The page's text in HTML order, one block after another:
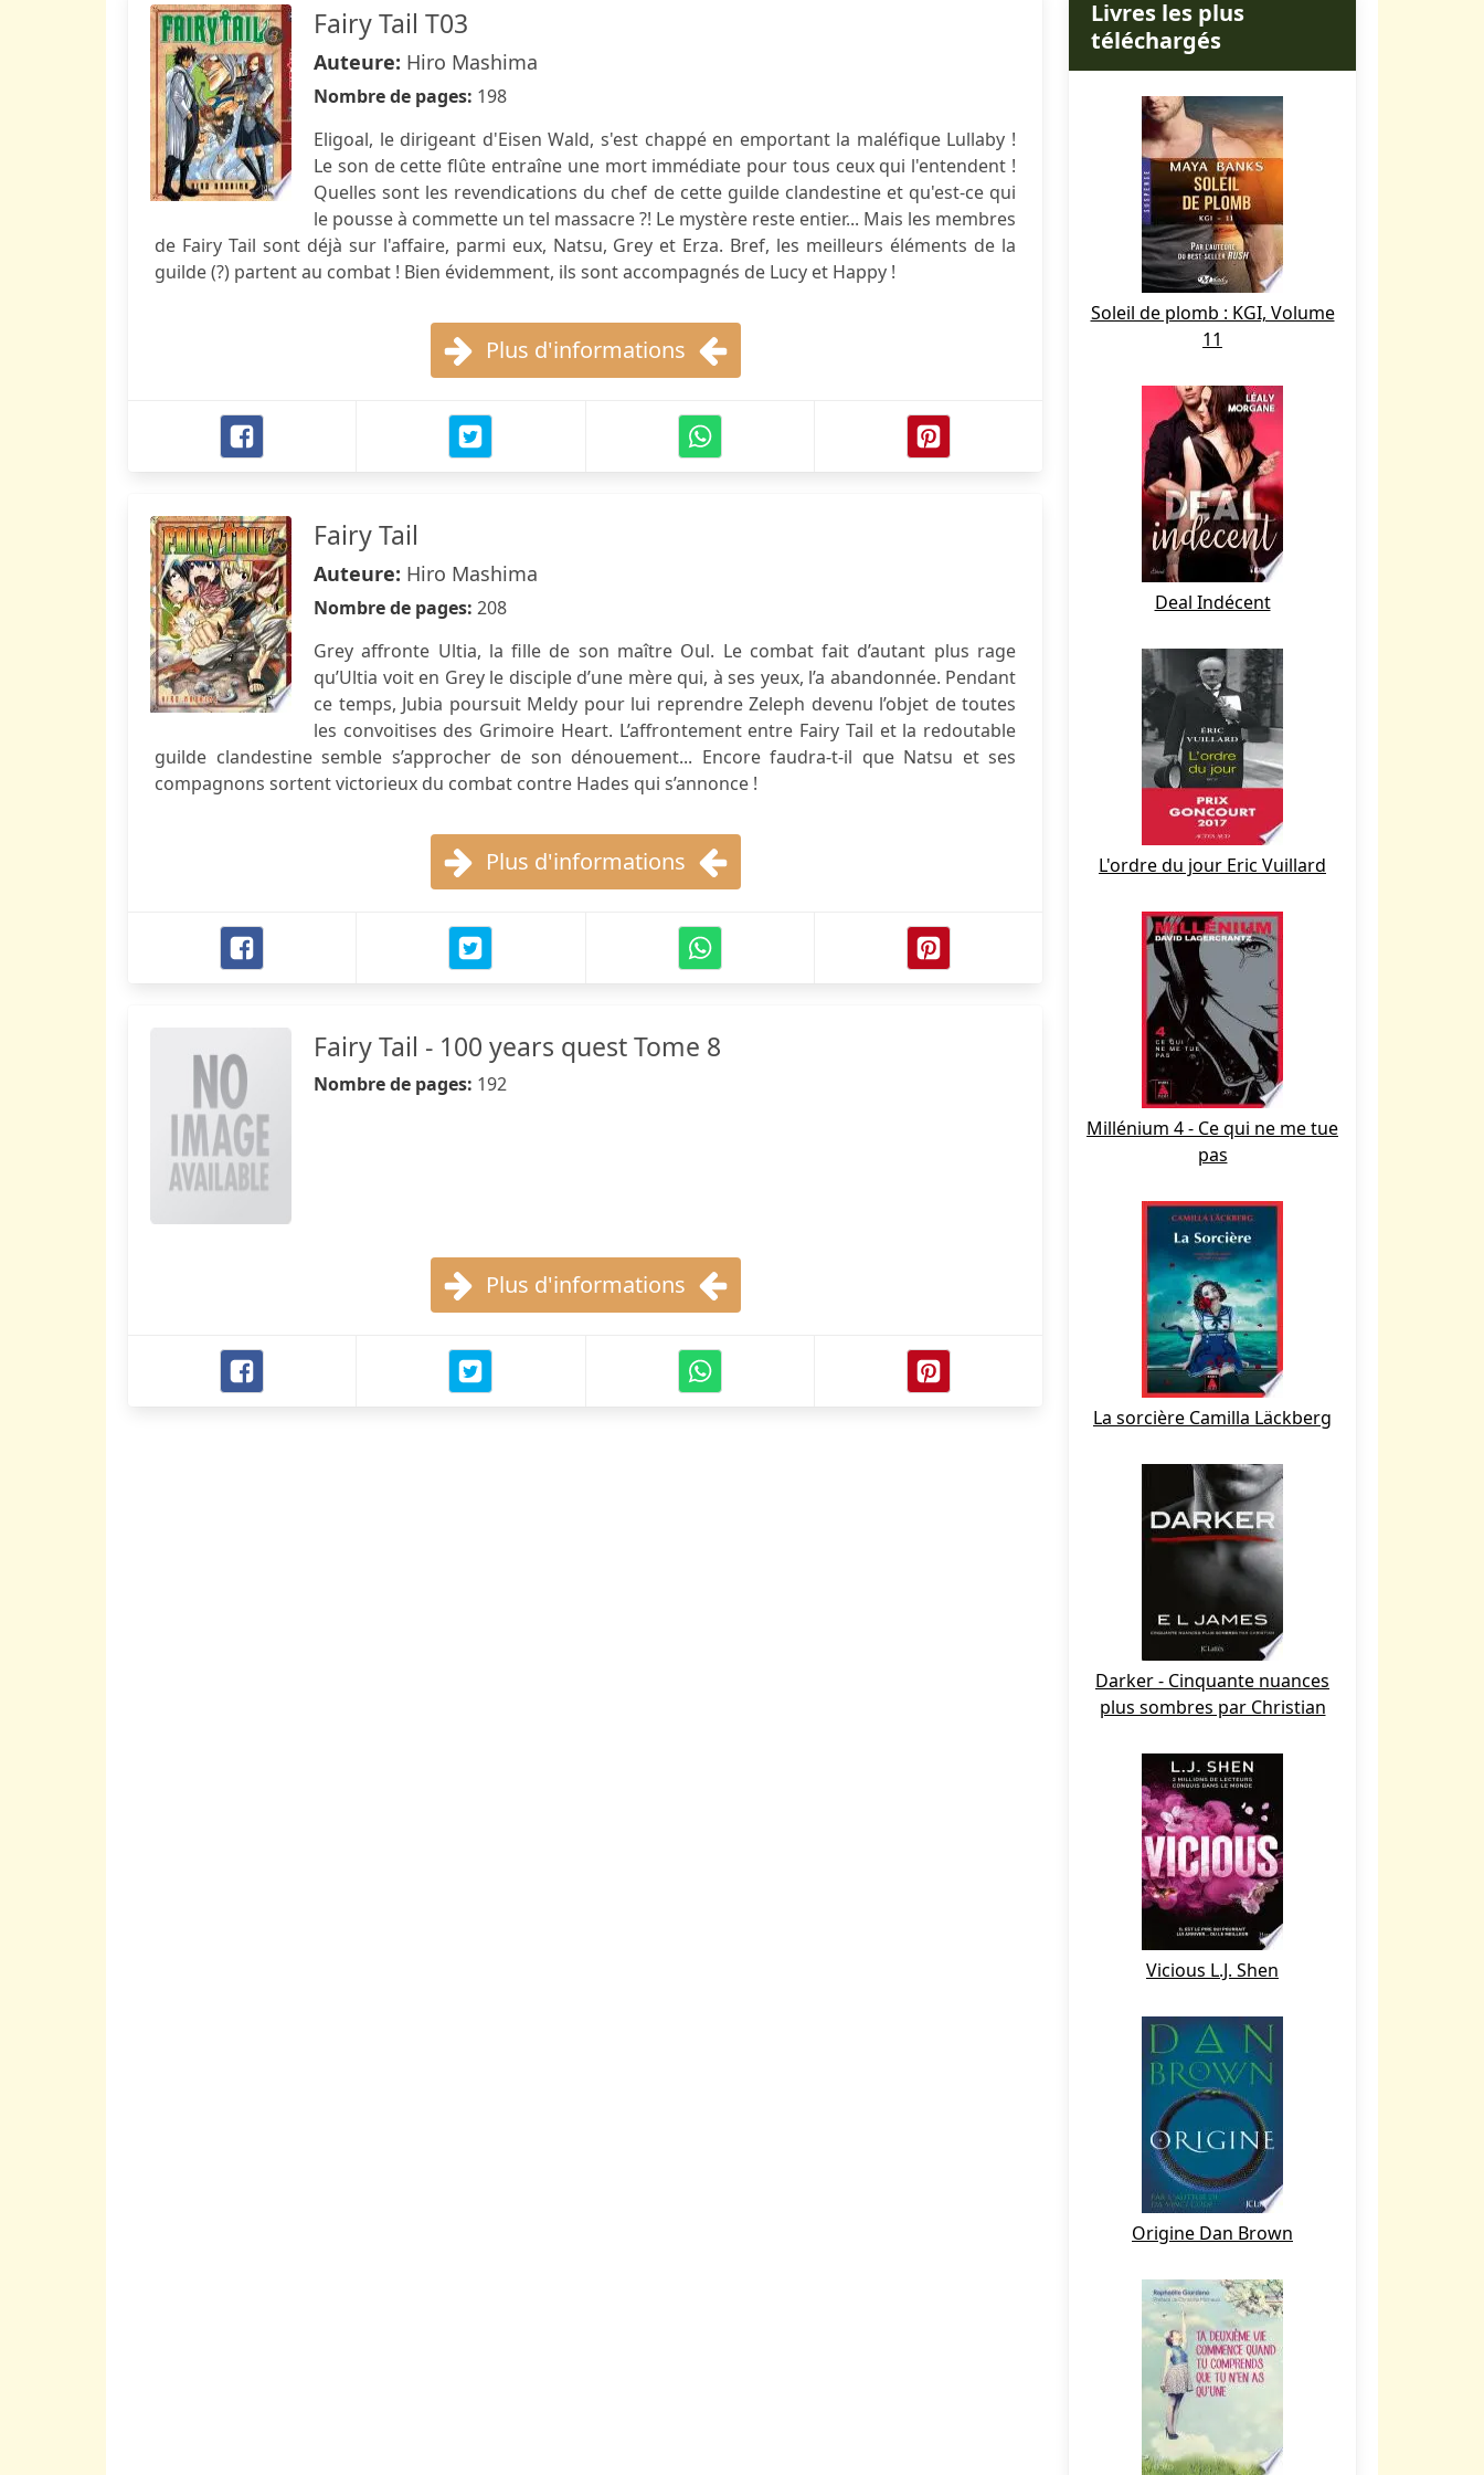
Fairy Tail T03
Auteure: Hiro Mashima
Nombre de pages: 198
Eligoal, le dirigeant d'Eisen Wald, s'est chappé en emportant la maléfique Lullaby !
Le son de cette flûte entraîne une mort immédiate pour tous ceux qui l'entendent !
Quelles sont les revendications du chef de cette guilde clandestine et qu'est-ce qui
le pousse à commette un tel massacre ?! Le mystère reste entier... Mais les membres
de Fairy Tail sont déjà sur l'affaire, parmi eux, Natsu, Grey et Erza. Bref, les meilleurs éléments de la
guilde (?) partent au combat ! Bien évidemment, ils sont accompagnés de Lucy et Happy !
Plus d'informations
Fairy Tail
Auteure: Hiro Mashima
Nombre de pages: 208
Grey affronte Ultia, la fille de son maître Oul. Le combat fait d’autant plus rage
qu’Ultia voit en Grey le disciple d’une mère qui, à ses yeux, l’a abandonnée. Pendant
ce temps, Jubia poursuit Meldy pour lui reprendre Zeleph devenu l’objet de toutes
les convoitises des Grimoire Heart. L’affrontement entre Fairy Tail et la redoutable
guilde clandestine semble s’approcher de son dénouement... Encore faudra-t-il que Natsu et ses
compagnons sortent victorieux du combat contre Hades qui s’annonce !
Plus d'informations
Fairy Tail - 100 years quest Tome 8
Nombre de pages: 192
Plus d'informations
Livres les plus
téléchargés
Soleil de plomb : KGI, Volume
11
Deal Indécent
L'ordre du jour Eric Vuillard
Millénium 4 - Ce qui ne me tue
pas
La sorcière Camilla Läckberg
Darker - Cinquante nuances
plus sombres par Christian
Vicious L.J. Shen
Origine Dan Brown